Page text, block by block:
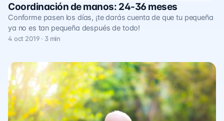
Coordinación de manos: 24-36 meses
Conforme pasen los días, ¡te darás cuenta de que tu pequeña
ya no es tan pequeña después de todo!
4 oct 2019 · 3 min